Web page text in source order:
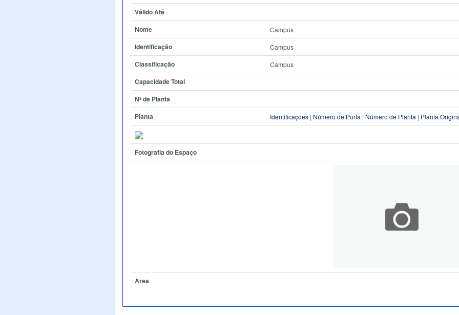
Válido Até
Nome
Campus
Identificação Campus
Classificação Campus
Capacidade Total
Nº de Planta
Planta
Identificações | Número de Porta | Número de Planta | Planta
Fotografia do Espaço
Àrea